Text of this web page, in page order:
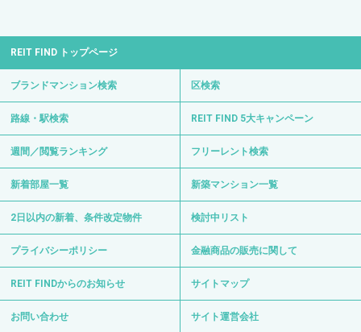
REIT FIND トップページ
ブランドマンション検索 区検索
路線・駅検索 REIT FIND 5大キャンペーン
週間／閲覧ランキング フリーレント検索
新着部屋一覧 新築マンション一覧
2日以内の新着、条件改定物件 検討中リスト
プライバシーポリシー 金融商品の販売に関して
REIT FINDからのお知らせ サイトマップ
お問い合わせ サイト運営会社